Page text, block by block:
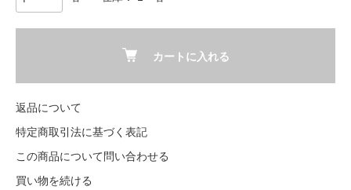
カートに入れる
返品について
特定商取引法に基づく表記
この商品について問い合わせる
買い物を続ける